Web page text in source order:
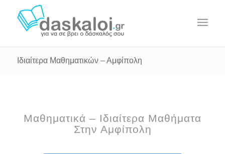
Ιδιαίτερα Μαθηματικών – Αμφίπολη
Μαθηματικά – Ιδιαίτερα Μαθήματα
Στην Αμφίπολη